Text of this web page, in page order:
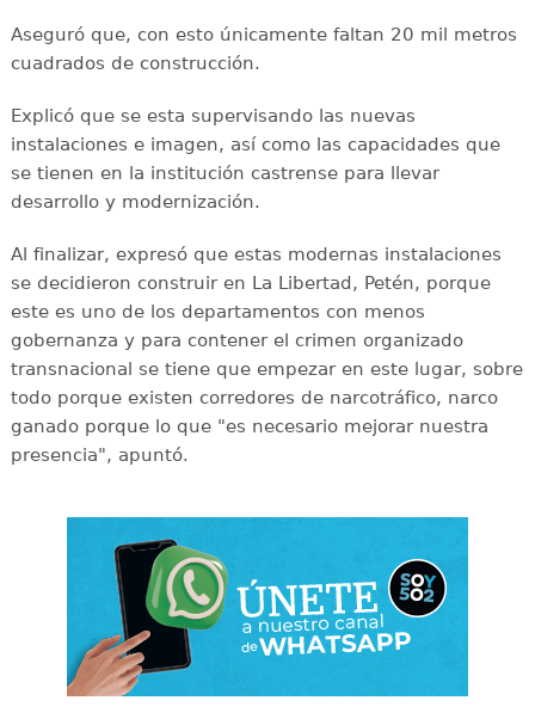
Aseguró que, con esto únicamente faltan 20 mil metros
cuadrados de construcción.
Explicó que se esta supervisando las nuevas
instalaciones e imagen, así como las capacidades que
se tienen en la institución castrense para llevar
desarrollo y modernización.
Al finalizar, expresó que estas modernas instalaciones
se decidieron construir en La Libertad, Petén, porque
este es uno de los departamentos con menos
gobernanza y para contener el crimen organizado
transnacional se tiene que empezar en este lugar, sobre
todo porque existen corredores de narcotráfico, narco
ganado porque lo que "es necesario mejorar nuestra
presencia", apuntó.